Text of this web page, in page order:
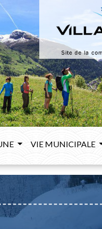
VIE MUNICIPALE